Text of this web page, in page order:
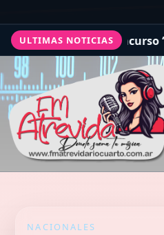
ULTIMAS NOTICIAS
concurso “José Luis
NACIONALES